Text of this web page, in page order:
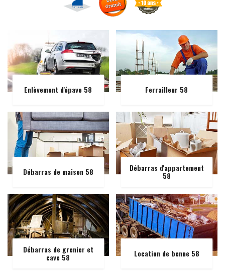
Enlèvement d'épave 58 Ferrailleur 58
Débarras de maison 58 Débarras d'appartement
58
Débarras de grenier et
cave 58 Location de benne 58